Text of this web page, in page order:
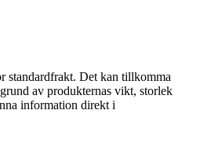
standardfrakt. Det kan tillkomma
av produkternas vikt, storlek
information direkt i